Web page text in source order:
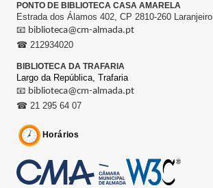
PONTO DE BIBLIOTECA CASA AMARELA
Estrada dos Álamos 402, CP 2810-260 Laranjeiro
📧 biblioteca@cm-almada.pt
☎ 212934020
BIBLIOTECA DA TRAFARIA
Largo da República, Trafaria
📧 biblioteca@cm-almada.pt
☎ 21 295 64 07
Horários